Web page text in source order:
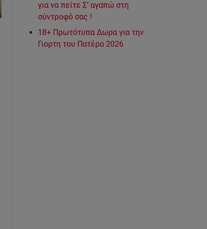
για να πείτε Σ’ αγαπώ στη
σύντροφό σας !
18+ Πρωτότυπα Δωρα για την
Γιορτη του Πατέρα 2026